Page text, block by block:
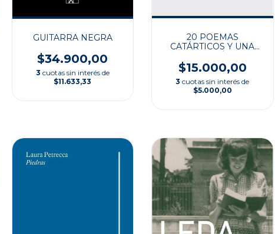
GUITARRA NEGRA
$34.900,00
3 cuotas sin interés de
$11.633,33
20 POEMAS
CATÁRTICOS Y UNA
DESAFINADA
$15.000,00
3 cuotas sin interés de
$5.000,00